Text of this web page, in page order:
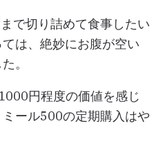
で切り詰めて食事したい
は、絶妙にお腹が空い
。
円程度の価値を感じ
ール500の定期購入はや